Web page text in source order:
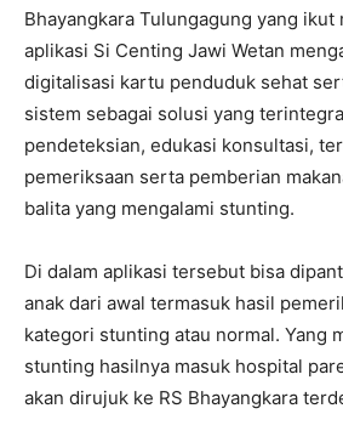
Bhayangkara Tulungagung yang ikut
aplikasi Si Centing Jawi Wetan
digitalisasi kartu penduduk sehat
sistem sebagai solusi yang
pendeteksian, edukasi konsultasi,
pemeriksaan serta pemberian
balita yang mengalami stunting.
Di dalam aplikasi tersebut bisa
anak dari awal termasuk hasil
kategori stunting atau normal. Yang
stunting hasilnya masuk hospital
akan dirujuk ke RS Bhayangkara